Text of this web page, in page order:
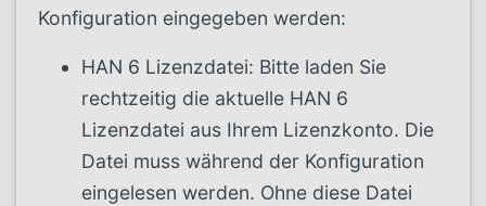
Konfiguration eingegeben werden:
HAN 6 Lizenzdatei: Bitte laden Sie
rechtzeitig die aktuelle HAN 6
Lizenzdatei aus Ihrem Lizenzkonto. Die
Datei muss während der Konfiguration
eingelesen werden. Ohne diese Datei